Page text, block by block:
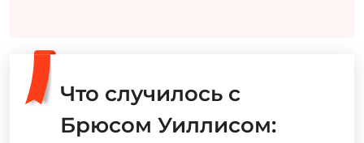
Что случилось с
Брюсом Уиллисом: